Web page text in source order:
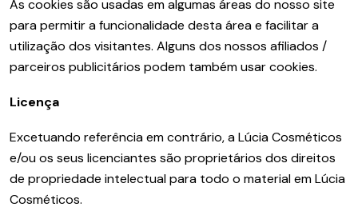
As cookies são usadas em algumas áreas do nosso site
para permitir a funcionalidade desta área e facilitar a
utilização dos visitantes. Alguns dos nossos afiliados /
parceiros publicitários podem também usar cookies.
Licença
Excetuando referência em contrário, a Lúcia Cosméticos
e/ou os seus licenciantes são proprietários dos direitos
de propriedade intelectual para todo o material em Lúcia
Cosméticos.